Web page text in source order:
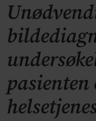
pasienten